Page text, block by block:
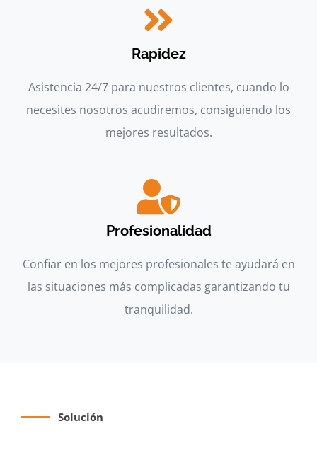
Rapidez
Asistencia 24/7 para nuestros clientes, cuando lo
necesites nosotros acudiremos, consiguiendo los
mejores resultados.
Profesionalidad
Confiar en los mejores profesionales te ayudará en
las situaciones más complicadas garantizando tu
tranquilidad.
Solución